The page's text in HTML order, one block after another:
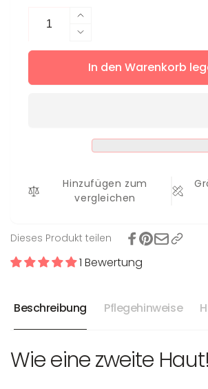
Erhöhe
die
Menge
für
Verringere
die
Menge
für
In den Warenkorb
Hinzufügen zum
vergleichen
Dieses Produkt teilen
1 Bewertung
Beschreibung Pflegehinweise
Wie eine zweite Haut!